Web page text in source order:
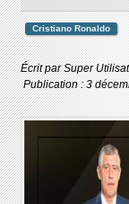
Cristiano Ronaldo
Écrit parSuper
Publication : 3